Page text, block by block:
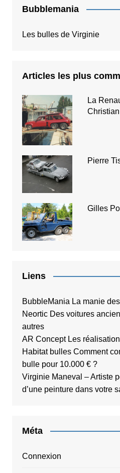
Bubblemania
Les bulles de Virginie
Articles les plus
La
Pierre
Gilles
Liens
BubbleMania La manie
NeorticDes voitures
autres
AR ConceptLes
Habitat bullesComment
bulle pour 10.000 € ?
Virginie Maneval – Artiste
d’une peinture dans votre
Méta
Connexion